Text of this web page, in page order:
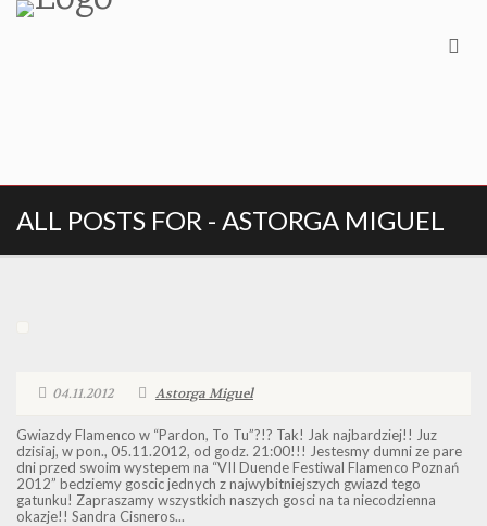
ALL POSTS FOR - ASTORGA MIGUEL
04.11.2012 Astorga Miguel
Gwiazdy Flamenco w “Pardon, To Tu”?!? Tak! Jak najbardziej!! Juz
dzisiaj, w pon., 05.11.2012, od godz. 21:00!!! Jestesmy dumni ze pare
dni przed swoim wystepem na “VII Duende Festiwal Flamenco Poznań
2012” bedziemy goscic jednych z najwybitniejszych gwiazd tego
gatunku! Zapraszamy wszystkich naszych gosci na ta niecodzienna
okazje!! Sandra Cisneros...